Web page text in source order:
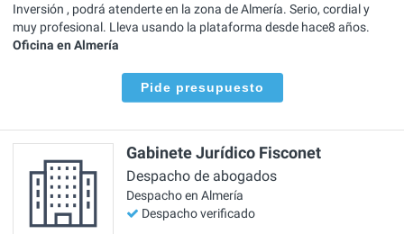
Inversión , podrá atenderte en la zona de Almería. Serio, cordial y
muy profesional. Lleva usando la plataforma desde hace8 años.
Oficina en Almería
Pide presupuesto
Gabinete Jurídico Fisconet
Despacho de abogados
Despacho en Almería
Despacho verificado